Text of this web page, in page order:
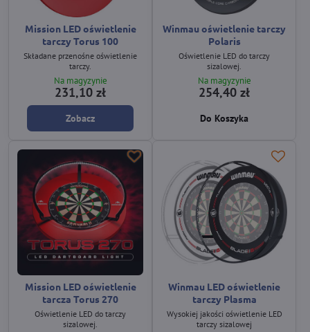
Mission LED oświetlenie
tarczy Torus 100
Składane przenośne oświetlenie
tarczy.
Na magyzynie
231,10 zł
Zobacz
Winmau oświetlenie tarczy
Polaris
Oświetlenie LED do tarczy
sizalowej.
Na magyzynie
254,40 zł
Do Koszyka
Mission LED oświetlenie
tarcza Torus 270
Oświetlenie LED do tarczy
sizalowej.
Winmau LED oświetlenie
tarczy Plasma
Wysokiej jakości oświetlenie LED
tarczy sizalowej